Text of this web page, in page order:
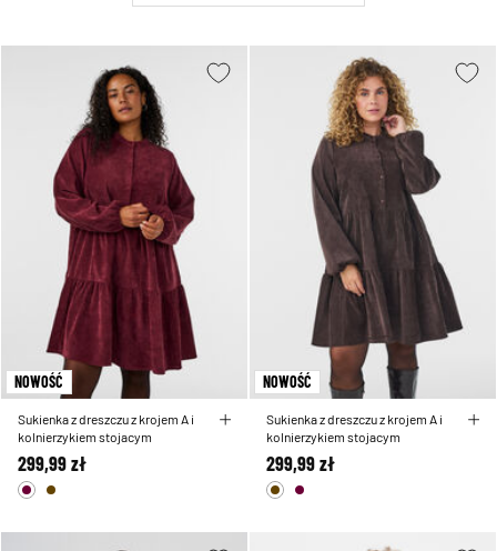
NOWOŚĆ
Sukienka z dreszczu z krojem A i
kolnierzykiem stojacym
299,99 zł
NOWOŚĆ
Sukienka z dreszczu z krojem A i
kolnierzykiem stojacym
299,99 zł